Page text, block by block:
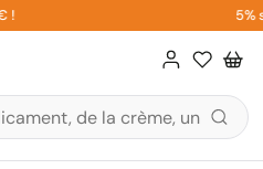
5% sur